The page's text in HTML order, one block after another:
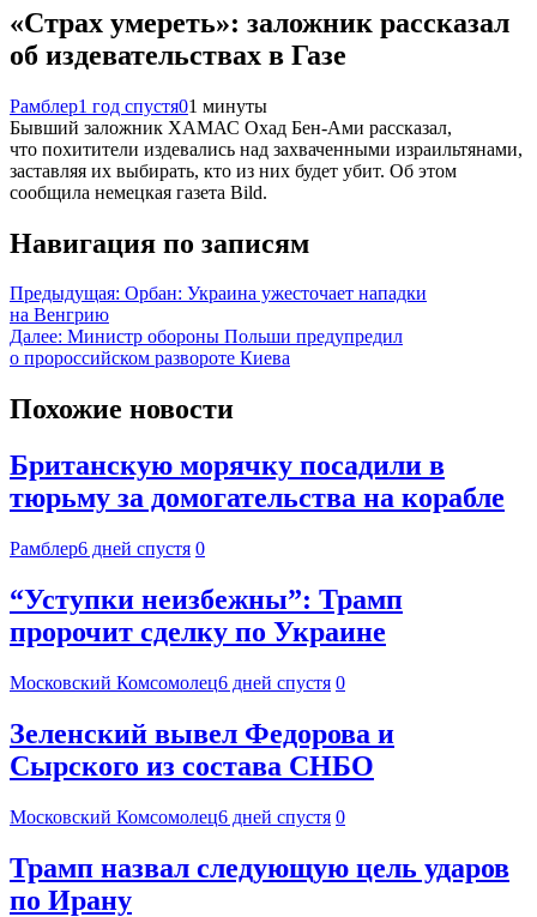
«Страх умереть»: заложник рассказал
об издевательствах в Газе
Рамблер1 год спустя01 минуты
Бывший заложник ХАМАС Охад Бен-Ами рассказал,
что похитители издевались над захваченными израильтянами,
заставляя их выбирать, кто из них будет убит. Об этом
сообщила немецкая газета Bild.
Навигация по записям
Предыдущая: Орбан: Украина ужесточает нападки
на Венгрию
Далее: Министр обороны Польши предупредил
о пророссийском развороте Киева
Похожие новости
Британскую морячку посадили в
тюрьму за домогательства на корабле
Рамблер6 дней спустя 0
“Уступки неизбежны”: Трамп
пророчит сделку по Украине
Московский Комсомолец6 дней спустя 0
Зеленский вывел Федорова и
Сырского из состава СНБО
Московский Комсомолец6 дней спустя 0
Трамп назвал следующую цель ударов
по Ирану